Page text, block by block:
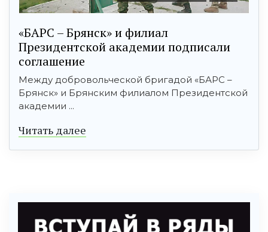
«БАРС – Брянск» и филиал
Президентской академии подписали
соглашение
Между добровольческой бригадой «БАРС –
Брянск» и Брянским филиалом Президентской
академии ...
Читать далее